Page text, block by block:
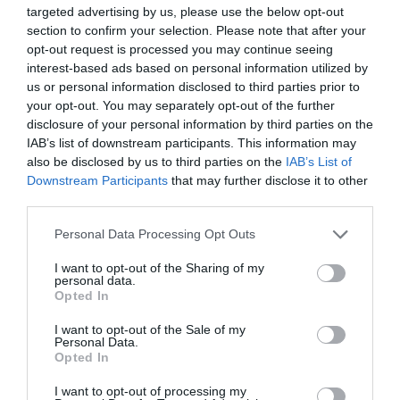
targeted advertising by us, please use the below opt-out
section to confirm your selection. Please note that after your
opt-out request is processed you may continue seeing
interest-based ads based on personal information utilized by
us or personal information disclosed to third parties prior to
your opt-out. You may separately opt-out of the further
disclosure of your personal information by third parties on the
IAB’s list of downstream participants. This information may
also be disclosed by us to third parties on the IAB’s List of
Downstream Participants that may further disclose it to other
Personal Data Processing Opt Outs
I want to opt-out of the Sharing of my
personal data.
Opted In
I want to opt-out of the Sale of my
Personal Data.
Opted In
I want to opt-out of processing my
βράδυ έως τις 6 το πρωί. Θα πρέπει να γίνεται μόνο
κατόπιν έγκρισης από τις αρχές, ειδάλλως θα
τιμωρείται με επιβολή προστίμου 135 ευρώ.
«Για να κυκλοφορήσει κάποιος αυτές τις ώρες θα
πρέπει να έχει κάποιον καλό λόγο. Δεν θα πηγαίνουμε
πια στο εστιατόριο μετά τις 9, δεν θα πηγαίνουμε στο
σπίτι φίλων να γιορτάσουμε, γιατί ξέρουμε ότι εκεί
μολυνόμαστε περισσότερο», είπε ο Μακρόν.
Εξήγησε παράλληλα ότι την ημέρα η καθημερινότητα
των Γάλλων δεν θα αλλάξει. «Θα συνεχίσουμε να
εργαζόμαστε, το χρειάζεται η οικονομία μας, εμείς το
πηγαίνουν στο σχολείο», είπε, προτού απευθύνει ένα
μήνυμα αισιοδοξίας («θα το ξεπεράσουμε μαζί»),